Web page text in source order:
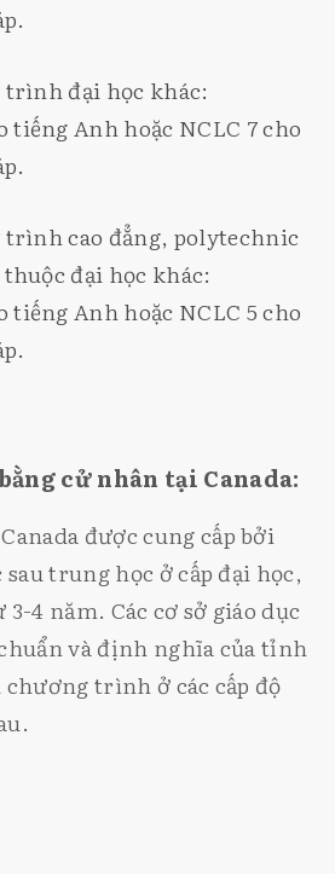
trình đại học khác:
tiếng Anh hoặc NCLC 7 cho
trình cao đẳng, polytechnic
đại học khác:
tiếng Anh hoặc NCLC 5 cho
cử nhân tại Canada:
được cung cấp bởi
sau trung học ở cấp đại học,
4 năm. Các cơ sở giáo dục
và định nghĩa của tỉnh
chương trình ở các cấp độ